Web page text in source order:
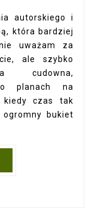
autorskiego i
która bardziej
uważam za
ale szybko
cudowna,
o planach na
kiedy czas tak
bukiet